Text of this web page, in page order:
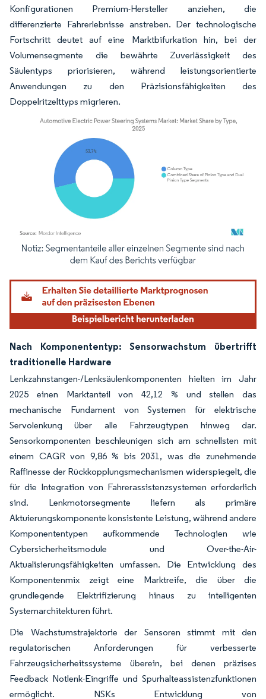
Konfigurationen Premium-Hersteller anziehen, die
differenzierte Fahrerlebnisse anstreben. Der technologische
Fortschritt deutet auf eine Marktbifurkation hin, bei der
Volumensegmente die bewährte Zuverlässigkeit des
Säulentyps priorisieren, während leistungsorientierte
Anwendungen zu den Präzisionsfähigkeiten des
Doppelritzelttyps migrieren.
Bild © Mordor Intelligence. Wiederverwendung erfordert Namensnennung
Nach Komponententyp: Sensorwachstum übertrifft
traditionelle Hardware
Lenkzahnstangen-/Lenksäulenkomponenten hielten im Jahr
2025 einen Marktanteil von 42,12 % und stellen das
mechanische Fundament von Systemen für elektrische
Servolenkung über alle Fahrzeugtypen hinweg dar.
Sensorkomponenten beschleunigen sich am schnellsten mit
einem CAGR von 9,86 % bis 2031, was die zunehmende
Raffinesse der Rückkopplungsmechanismen widerspiegelt, die
für die Integration von Fahrerassistenzsystemen erforderlich
sind. Lenkmotorsegmente liefern als primäre
Aktuierungskomponente konsistente Leistung, während andere
Komponententypen aufkommende Technologien wie
Cybersicherheitsmodule und Over-the-Air-
Aktualisierungsfähigkeiten umfassen. Die Entwicklung des
Komponentenmix zeigt eine Marktreife, die über die
grundlegende Elektrifizierung hinaus zu intelligenten
Systemarchitekturen führt.
Die Wachstumstrajektorie der Sensoren stimmt mit den
regulatorischen Anforderungen für verbesserte
Fahrzeugsicherheitssysteme überein, bei denen präzises
Feedback Notlenk-Eingriffe und Spurhalteassistenzfunktionen
ermöglicht. NSKs Entwicklung von